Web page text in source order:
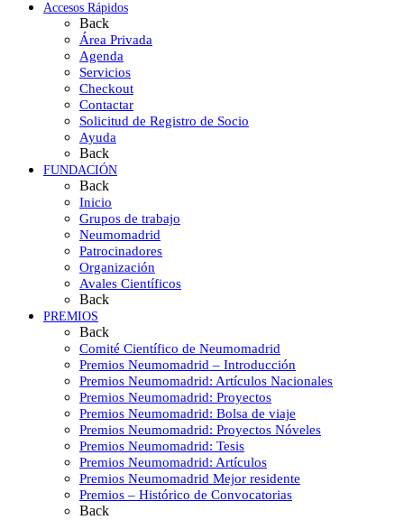
Accesos Rápidos
Back
Área Privada
Agenda
Servicios
Checkout
Contactar
Solicitud de Registro de Socio
Ayuda
Back
FUNDACIÓN
Back
Inicio
Grupos de trabajo
Neumomadrid
Patrocinadores
Organización
Avales Científicos
Back
PREMIOS
Back
Comité Científico de Neumomadrid
Premios Neumomadrid – Introducción
Premios Neumomadrid: Artículos Nacionales
Premios Neumomadrid: Proyectos
Premios Neumomadrid: Bolsa de viaje
Premios Neumomadrid: Proyectos Nóveles
Premios Neumomadrid: Tesis
Premios Neumomadrid: Artículos
Premios Neumomadrid Mejor residente
Premios – Histórico de Convocatorias
Back